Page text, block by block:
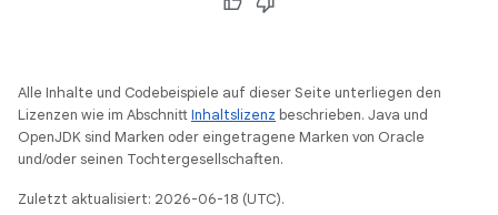
Alle Inhalte und Codebeispiele auf dieser Seite unterliegen den
Lizenzen wie im AbschnittInhaltslizenz beschrieben. Java und
OpenJDK sind Marken oder eingetragene Marken von Oracle
und/oder seinen Tochtergesellschaften.
Zuletzt aktualisiert: 2026-06-18 (UTC).